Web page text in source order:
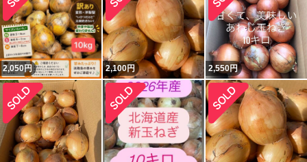
2,050円 2,100円 2,550円